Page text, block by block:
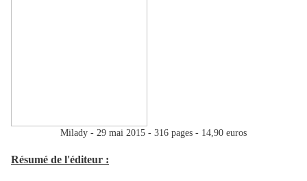
Milady - 29 mai 2015 - 316 pages - 14,90 euros
Résumé de l'éditeur :